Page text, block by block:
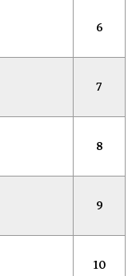
6
7
8
9
10